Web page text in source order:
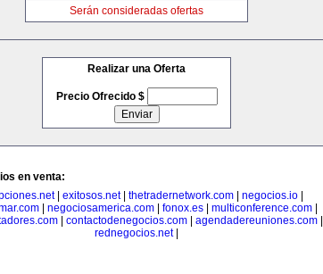
Serán consideradas ofertas
Realizar una Oferta
Precio Ofrecido $
en venta:
| exitosos.net| thetradernetwork.com negocios.io
negociosamerica.com fonox.es multiconference.com
contactodenegocios.com agendadereuniones.com
rednegocios.net|